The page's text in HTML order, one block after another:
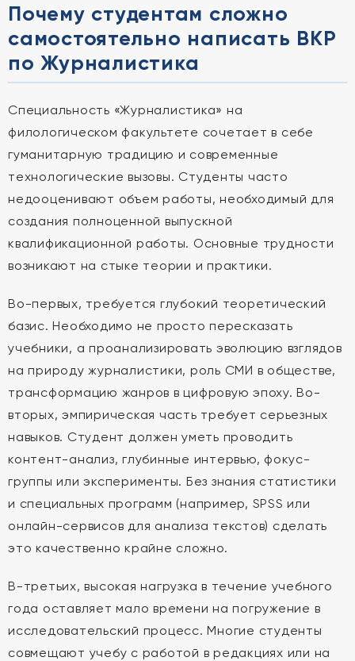
Почему студентам сложно
самостоятельно написать ВКР
по Журналистика
Специальность «Журналистика» на
филологическом факультете сочетает в себе
гуманитарную традицию и современные
технологические вызовы. Студенты часто
недооценивают объем работы, необходимый для
создания полноценной выпускной
квалификационной работы. Основные трудности
возникают на стыке теории и практики.
Во-первых, требуется глубокий теоретический
базис. Необходимо не просто пересказать
учебники, а проанализировать эволюцию взглядов
на природу журналистики, роль СМИ в обществе,
трансформацию жанров в цифровую эпоху. Во-
вторых, эмпирическая часть требует серьезных
навыков. Студент должен уметь проводить
контент-анализ, глубинные интервью, фокус-
группы или эксперименты. Без знания статистики
и специальных программ (например, SPSS или
онлайн-сервисов для анализа текстов) сделать
это качественно крайне сложно.
В-третьих, высокая нагрузка в течение учебного
года оставляет мало времени на погружение в
исследовательский процесс. Многие студенты
совмещают учебу с работой в редакциях или на